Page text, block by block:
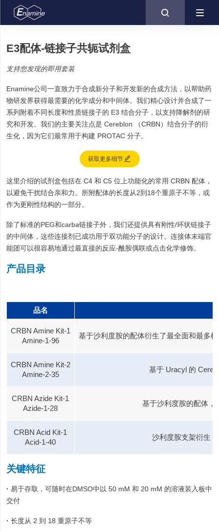

E3配体-链接子共轭试剂盒
支持您发现的即用套装
Enamine公司一直致力于合成新分子和开发新的合成方法，以帮助药
物研发界获得最需要的化学成分和中间体。我们精心设计并合成了一
系列附着不同长度和性质链接子的 E3 结合分子，以支持降解剂的研
究和开发。我们的主要关注点是 Cereblon （CRBN）结合分子的衍
生化，因为它们最常用于构建 PROTAC 分子。
获取更多细节
这里介绍的试剂盒包括在 C4 和 C5 位上功能化的常用 CRBN 配体，
以避免干扰结合亲和力。所附配体的长度从2到18个重原子不等，或
作为更刚性结构的一部分。
除了标准的PEG和carba链接子外，我们还提供具有刚性/环状链接子
的中间体，这些连接剂已成功用于双功能分子的设计。连接体末端官
能团可以很容易地通过最直接的反应-酰胺偶联或点击化学修饰。
产品目录
品名
CRBN Amine Kit-1
Amine-1-96
基于沙利度胺的配体衍生了最全面和最多
CRBN Amine Kit-2
Amine-2-35
基于 Uracyl 的
CRBN Azide Kit-1
Azide-1-28
基于沙利度胺的配体，
CRBN Acid Kit-1
Acid-1-40
沙利度胺支架衍生
关键特征
· 易于存取，可随时在DMSO中以 50 mM 和 20 mM 的溶液装入板中
交付
· 长度从 2 到 18 重原子不等